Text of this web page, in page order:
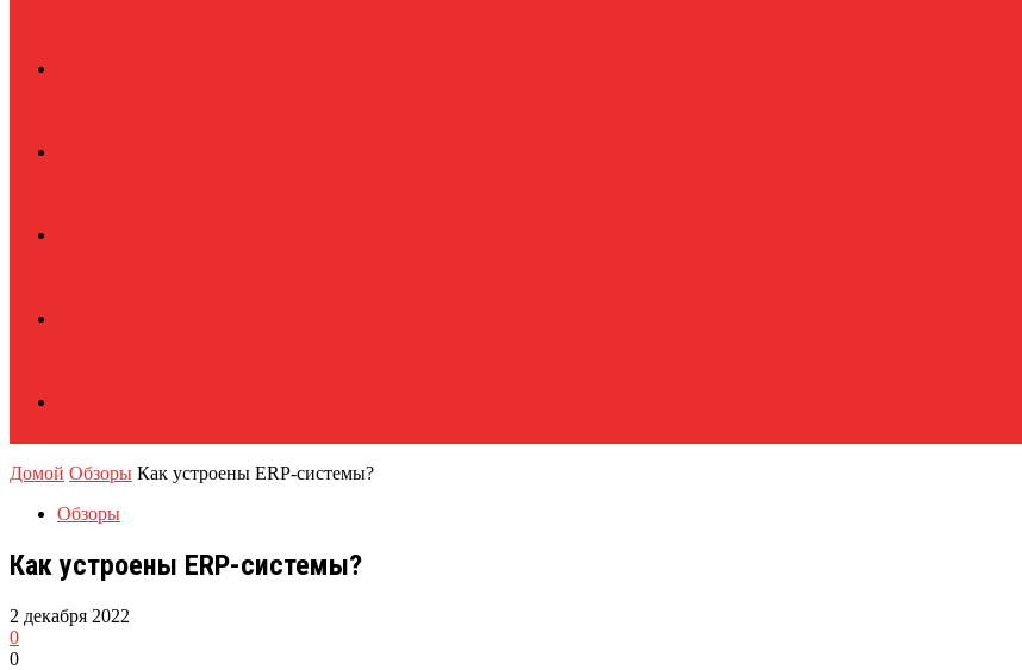
Домой Обзоры Как устроены ERP-системы?
Обзоры
Как устроены ERP-системы?
2 декабря 2022
0
0